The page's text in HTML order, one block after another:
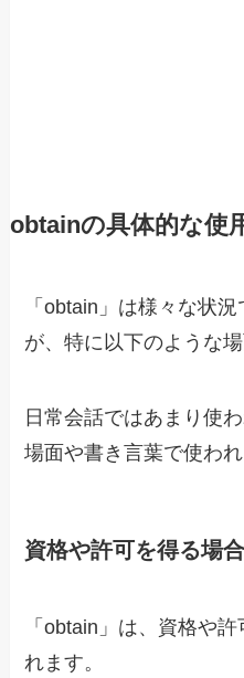
obtainの具体的な使
「obtain」は様々な状
が、特に以下のような
日常会話ではあまり使
場面や書き言葉で使わ
資格や許可を得る場合
「obtain」は、資格や
れます。